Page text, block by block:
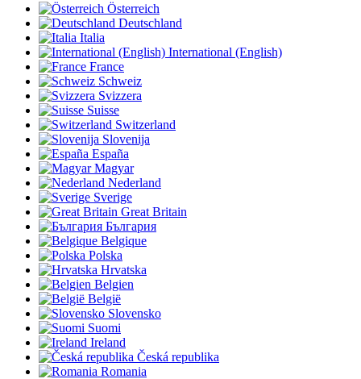
Österreich
Deutschland
Italia
International (English)
France
Schweiz
Svizzera
Suisse
Switzerland
Slovenija
España
Magyar
Nederland
Sverige
Great Britain
България
Belgique
Polska
Hrvatska
Belgien
België
Slovensko
Suomi
Ireland
Česká republika
Romania